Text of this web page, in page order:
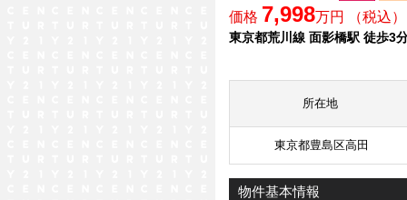
価格 7,998万円 （税込）
東京都荒川線 面影橋駅 徒歩3
所在地
東京都豊島区高田
物件基本情報